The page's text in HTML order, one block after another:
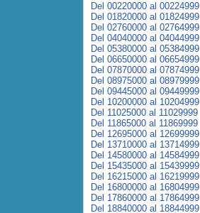
Del 00220000 al 00224999
Del 01820000 al 01824999
Del 02760000 al 02764999
Del 04040000 al 04044999
Del 05380000 al 05384999
Del 06650000 al 06654999
Del 07870000 al 07874999
Del 08975000 al 08979999
Del 09445000 al 09449999
Del 10200000 al 10204999
Del 11025000 al 11029999
Del 11865000 al 11869999
Del 12695000 al 12699999
Del 13710000 al 13714999
Del 14580000 al 14584999
Del 15435000 al 15439999
Del 16215000 al 16219999
Del 16800000 al 16804999
Del 17860000 al 17864999
Del 18840000 al 18844999